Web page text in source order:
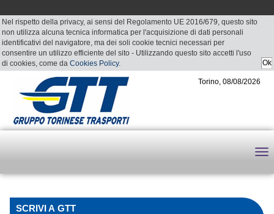
Nel rispetto della privacy, ai sensi del Regolamento UE 2016/679, questo sito
non utilizza alcuna tecnica informatica per l'acquisizione di dati personali
identificativi del navigatore, ma dei soli cookie tecnici necessari per
consentire un utilizzo efficiente del sito - Utilizzando questo sito accetti l'uso
di cookies, come da Cookies Policy.
Torino, 08/08/2026
SCRIVI A GTT